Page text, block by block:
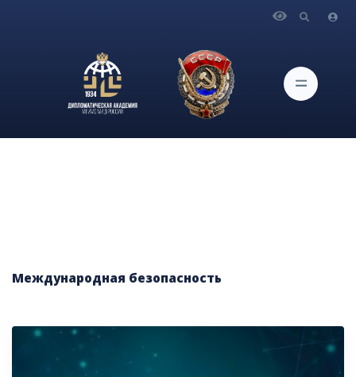
Блог экспертов Дипломатической академии
Международная безопасность